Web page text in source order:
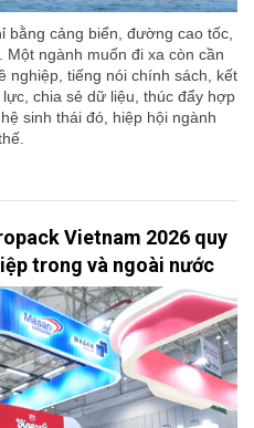
bằng cảng biển, đường cao tốc,
Một ngành muốn đi xa còn cần
nghiệp, tiếng nói chính sách, kết
chia sẻ dữ liệu, thúc đẩy hợp
sinh thái đó, hiệp hội ngành
Vietnam 2026 quy
trong và ngoài nước